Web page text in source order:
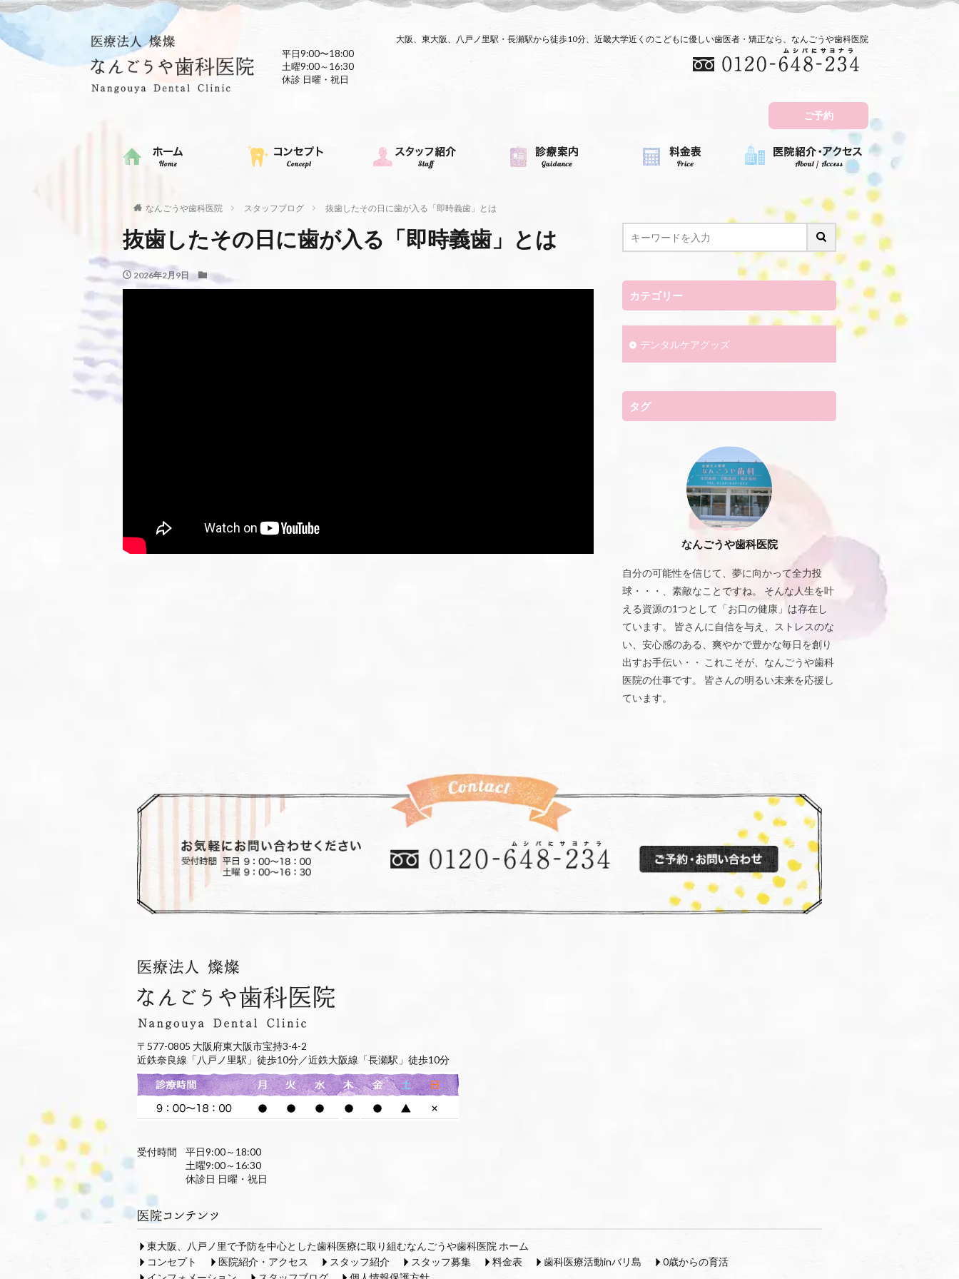
大阪、東大阪、八戸ノ里駅・長瀬駅から徒歩10分、近畿大学近くのこどもに優しい歯医者・矯正なら、なんごうや歯科医院
平日9:00〜18:00
土曜9:00～16:30
休診 日曜・祝日
ご予約
なんごうや歯科医院 スタッフブログ 抜歯したその日に歯が入る「即時義歯」とは
抜歯したその日に歯が入る「即時義歯」とは
2026年2月9日
カテゴリー
デンタルケアグッズ
タグ
なんごうや歯科医院
自分の可能性を信じて、夢に向かって全力投
球・・・、素敵なことですね。 そんな人生を叶
える資源の1つとして「お口の健康」は存在し
ています。 皆さんに自信を与え、ストレスのな
い、安心感のある、爽やかで豊かな毎日を創り
出すお手伝い・・ これこそが、なんごうや歯科
医院の仕事です。 皆さんの明るい未来を応援し
ています。
〒577-0805 大阪府東大阪市宝持3-4-2
近鉄奈良線「八戸ノ里駅」徒歩10分／近鉄大阪線「長瀬駅」徒歩10分
受付時間
平日9:00～18:00
土曜9:00～16:30
休診日 日曜・祝日
東大阪、八戸ノ里で予防を中心とした歯科医療に取り組むなんごうや歯科医院 ホーム
コンセプト
医院紹介・アクセス スタッフ紹介 スタッフ募集 料金表 歯科医療活動inバリ島
0歳からの育活